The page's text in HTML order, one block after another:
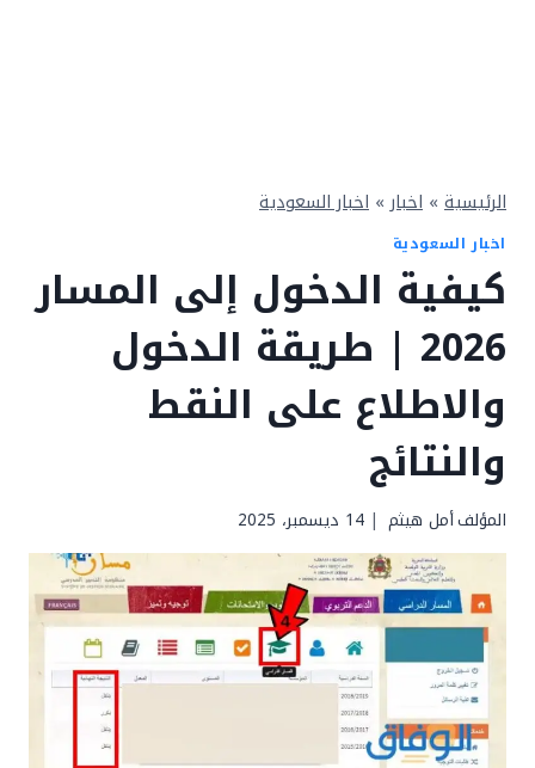
الرئيسية » اخبار » اخبار السعودية
اخبار السعودية
كيفية الدخول إلى المسار
2026 | طريقة الدخول
والاطلاع على النقط
والنتائج
المؤلفأمل هيثم 14 ديسمبر، 2025